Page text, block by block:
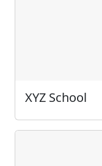
XYZ School